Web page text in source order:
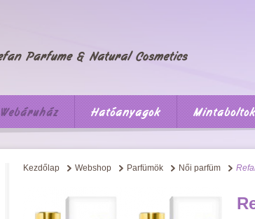
Webáruház Hatóanyagok Mintaboltok
Kezdőlap Webshop Parfümök Női parfüm